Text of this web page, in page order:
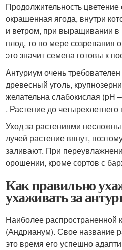
Продолжительность цветение
окрашенная ягода, внутри
и ветром, при выращивании в
плод, то по мере созревания
это значит семена готовы к
Антуриум очень
древесный уголь,
желательна слабокислая (pH
. Растение до
Уход за растениями
лучей растение вянут,
заливают. При
орошении, кроме сортов с
Как правильно
ухаживать за
Наиболее распространенной
(Андрианум). Свое название
это время его успешно